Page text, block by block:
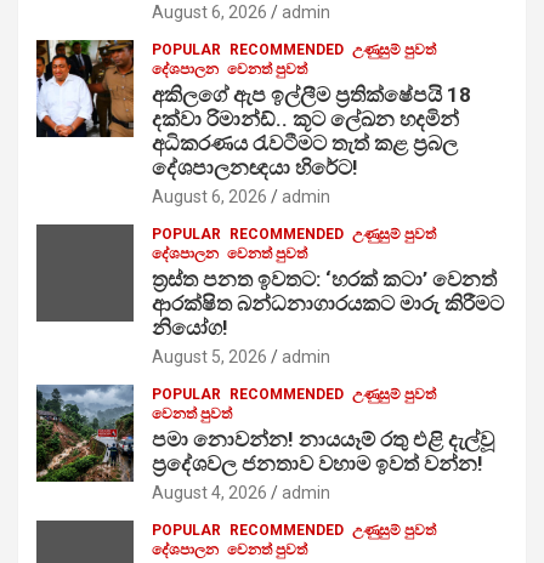
August 6, 2026 admin
POPULAR RECOMMENDED උණුසුම් පුවත්
දේශපාලන වෙනත් පුවත්
අකිලගේ ඇප ඉල්ලීම ප්‍රතික්ෂේපයි 18
දක්වා රිමාන්ඩ්.. කූට ලේඛන හදමින්
අධිකරණය රැවටීමට තැත් කළ ප්‍රබල
දේශපාලනඥයා හිරේට!
August 6, 2026 admin
POPULAR RECOMMENDED උණුසුම් පුවත්
දේශපාලන වෙනත් පුවත්
ත්‍රස්ත පනත ඉවතට: ‘හරක් කටා’ වෙනත්
ආරක්ෂිත බන්ධනාගාරයකට මාරු කිරීමට
නියෝග!
August 5, 2026 admin
POPULAR RECOMMENDED උණුසුම් පුවත්
වෙනත් පුවත්
පමා නොවන්න! නායයෑම් රතු එළි දැල්වූ
ප්‍රදේශවල ජනතාව වහාම ඉවත් වන්න!
August 4, 2026 admin
POPULAR RECOMMENDED උණුසුම් පුවත්
දේශපාලන වෙනත් පුවත්